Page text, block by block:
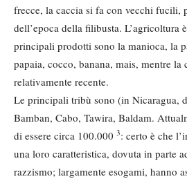
frecce, la caccia si fa con vecchi fucili,
dell’epoca della filibusta. L’agricoltura
principali prodotti sono la manioca, la
papaia, cocco, banana, mais, mentre
relativamente recente.
Le principali tribù sono (in Nicaragua,
Bamban, Cabo, Tawira, Baldam.
di essere circa 100.000 3: certo è che
una loro caratteristica, dovuta in parte
razzismo; largamente esogami, hanno